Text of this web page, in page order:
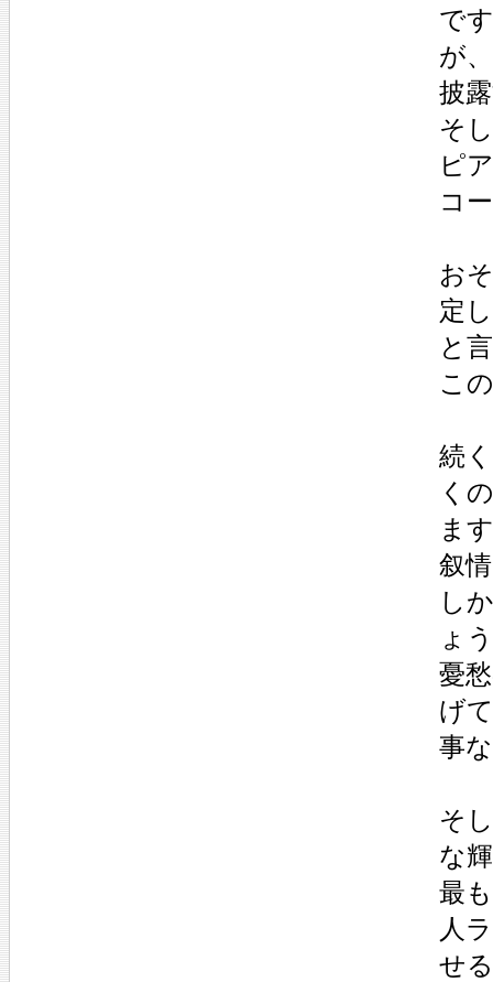
で
が
披
そ
ピ
コ
お
定
と
こ
続
く
ま
叙
し
ょ
憂
げ
事
そ
な
最
人
せ